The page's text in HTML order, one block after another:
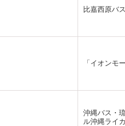
比嘉西原バ
「イオンモ
沖縄バス・
ル沖縄ライ